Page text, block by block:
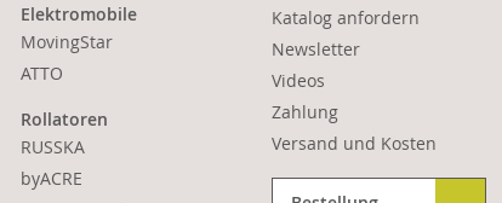
Elektromobile
MovingStar
ATTO
Rollatoren
RUSSKA
byACRE
Katalog anfordern
Newsletter
Videos
Zahlung
Versand und Kosten